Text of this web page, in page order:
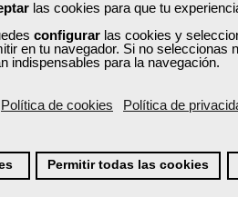
las cookies para que tu
configurar las cookies y
en tu navegador. Si no seleccionas
indispensables para la navegación.
Política de cookies Política de
Permitir todas las cookies